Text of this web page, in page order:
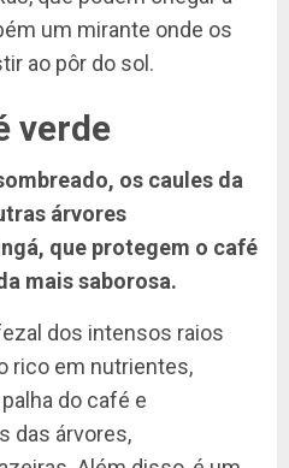
um mirante onde os
ao pôr do sol.
verde
os caules da
árvores
que protegem o café
mais saborosa.
dos intensos raios
rico em nutrientes,
do café e
das árvores,